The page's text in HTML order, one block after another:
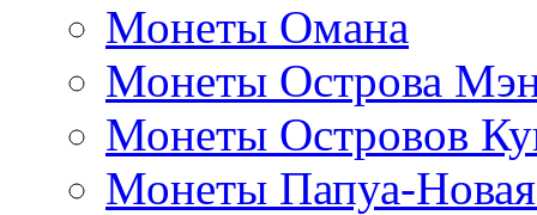
Монеты Омана
Монеты Острова
Монеты Островов
Монеты Папуа-